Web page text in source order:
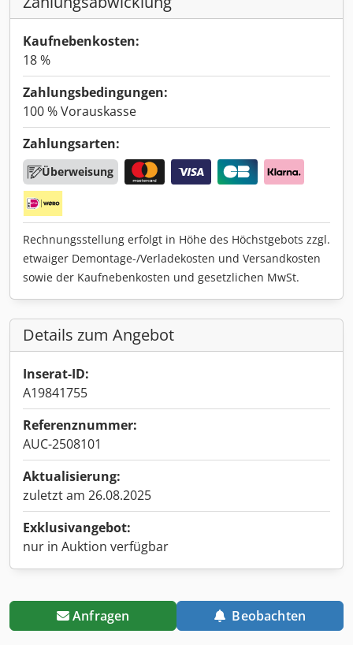
Kaufnebenkosten:
18 %
Zahlungsbedingungen:
100 % Vorauskasse
Zahlungsarten:
Überweisung
Rechnungsstellung erfolgt in Höhe des Höchstgebots zzgl.
etwaiger Demontage-/Verladekosten und Versandkosten
sowie der Kaufnebenkosten und gesetzlichen MwSt.
Details zum Angebot
Inserat-ID:
A19841755
Referenznummer:
AUC-2508101
Aktualisierung:
zuletzt am 26.08.2025
Exklusivangebot:
nur in Auktion verfügbar
Anfragen Beobachten